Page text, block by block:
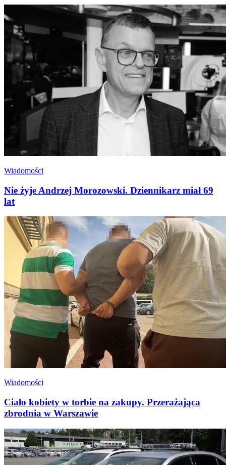
Wiadomości
Nie żyje Andrzej Morozowski. Dziennikarz miał 69
lat
Wiadomości
Ciało kobiety w torbie na zakupy. Przerażająca
zbrodnia w Warszawie